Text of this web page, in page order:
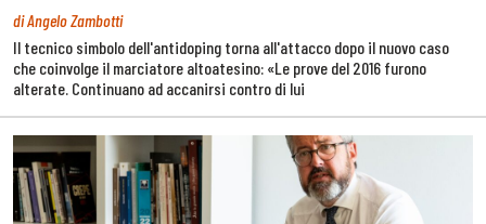
di Angelo Zambotti
Il tecnico simbolo dell'antidoping torna all'attacco dopo il nuovo caso
che coinvolge il marciatore altoatesino: «Le prove del 2016 furono
alterate. Continuano ad accanirsi contro di lui